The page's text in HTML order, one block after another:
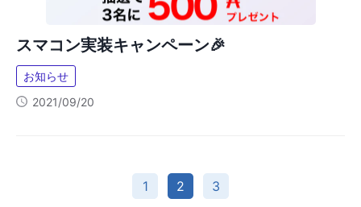
スマコン実装キャンペーン🎉
お知らせ
2021/09/20
1 2 3